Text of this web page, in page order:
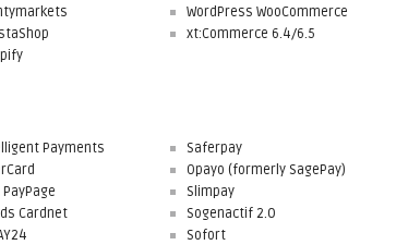
WordPress WooCommerce
xt:Commerce 6.4/6.5
Payments
PayPage
Cardnet
Saferpay
Opayo (formerly SagePay)
Slimpay
Sogenactif 2.0
Sofort